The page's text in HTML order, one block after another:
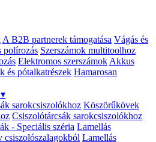
A B2B partnerek támogatása Vágás és
polírozás Szerszámok multitoolhoz
Elektromos szerszámok Akkus
és pótalkatrészek Hamarosan
▾
sarokcsiszolókhoz Köszörűkövek
Csiszolótárcsák sarokcsiszolókhoz
- Speciális széria Lamellás
csiszolószalagokból Lamellás